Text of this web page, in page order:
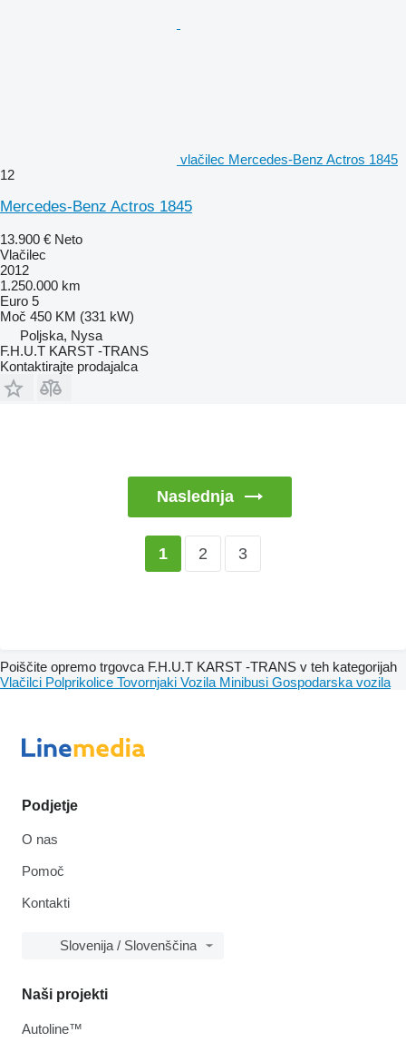
vlačilec Mercedes-Benz Actros 1845
12
Mercedes-Benz Actros 1845
13.900 € Neto
Vlačilec
2012
1.250.000 km
Euro 5
Moč 450 KM (331 kW)
Poljska, Nysa
F.H.U.T KARST -TRANS
Kontaktirajte prodajalca
Naslednja
1 2 3
Poiščite opremo trgovca F.H.U.T KARST -TRANS v teh kategorijah
Vlačilci Polprikolice Tovornjaki Vozila Minibusi Gospodarska vozila
Podjetje
O nas
Pomoč
Kontakti
Slovenija / Slovenščina
Naši projekti
Autoline™